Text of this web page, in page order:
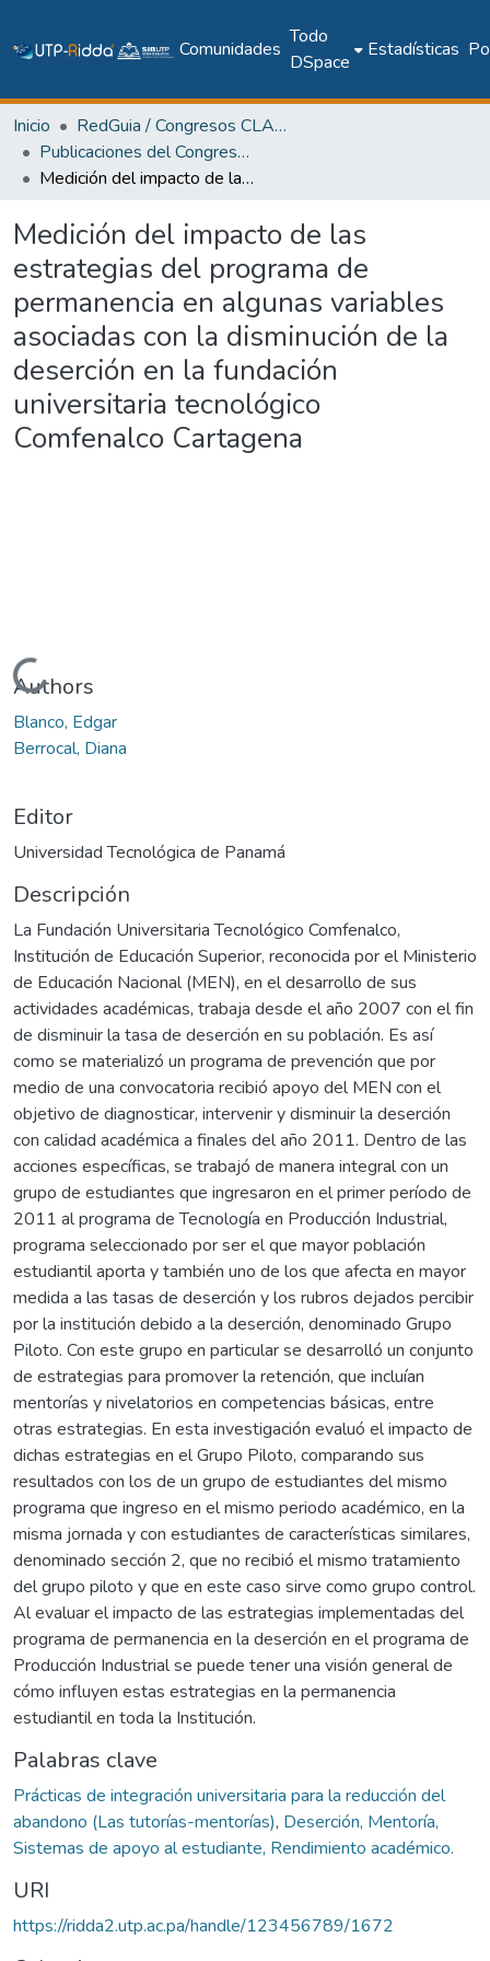
Comunidades
Todo
DSpace
Estadísticas
Inicio
RedGuia / Congresos CLABES
Publicaciones del Congreso Internacional CLABES
Medición del impacto de las estrategias del programa de permanencia en algunas variables asociadas con la disminución de la deserción en la fundación universitaria tecnológico Comfenalco Cartagena
Medición del impacto de las
estrategias del programa de
permanencia en algunas variables
asociadas con la disminución de la
deserción en la fundación
universitaria tecnológico
Comfenalco Cartagena
Cargando...
Authors
Blanco, Edgar
Berrocal, Diana
Editor
Universidad Tecnológica de Panamá
Descripción
La Fundación Universitaria Tecnológico Comfenalco,
Institución de Educación Superior, reconocida por el Ministerio
de Educación Nacional (MEN), en el desarrollo de sus
actividades académicas, trabaja desde el año 2007 con el fin
de disminuir la tasa de deserción en su población. Es así
como se materializó un programa de prevención que por
medio de una convocatoria recibió apoyo del MEN con el
objetivo de diagnosticar, intervenir y disminuir la deserción
con calidad académica a finales del año 2011. Dentro de las
acciones específicas, se trabajó de manera integral con un
grupo de estudiantes que ingresaron en el primer período de
2011 al programa de Tecnología en Producción Industrial,
programa seleccionado por ser el que mayor población
estudiantil aporta y también uno de los que afecta en mayor
medida a las tasas de deserción y los rubros dejados percibir
por la institución debido a la deserción, denominado Grupo
Piloto. Con este grupo en particular se desarrolló un conjunto
de estrategias para promover la retención, que incluían
mentorías y nivelatorios en competencias básicas, entre
otras estrategias. En esta investigación evaluó el impacto de
dichas estrategias en el Grupo Piloto, comparando sus
resultados con los de un grupo de estudiantes del mismo
programa que ingreso en el mismo periodo académico, en la
misma jornada y con estudiantes de características similares,
denominado sección 2, que no recibió el mismo tratamiento
del grupo piloto y que en este caso sirve como grupo control.
Al evaluar el impacto de las estrategias implementadas del
programa de permanencia en la deserción en el programa de
Producción Industrial se puede tener una visión general de
cómo influyen estas estrategias en la permanencia
estudiantil en toda la Institución.
Palabras clave
Prácticas de integración universitaria para la reducción del
abandono (Las tutorías-mentorías), Deserción, Mentoría,
Sistemas de apoyo al estudiante, Rendimiento académico.
URI
https://ridda2.utp.ac.pa/handle/123456789/1672